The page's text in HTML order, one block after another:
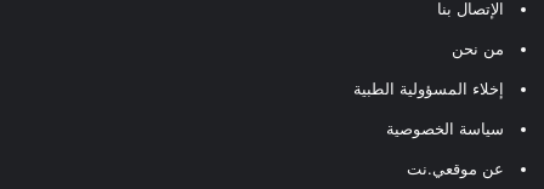
الإتصال بنا
من نحن
إخلاء المسؤولية الطبية
سياسة الخصوصية
عن موقعي.نت